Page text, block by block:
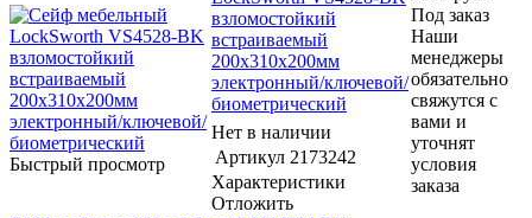
Быстрый просмотр
взломостойкий
встраиваемый
200x310x200мм
электронный/ключевой/
биометрический
Нет в наличии
Артикул 2173242
Характеристики
Отложить
Под заказ
Наши
менеджеры
обязательно
свяжутся с
вами и
уточнят
условия
заказа